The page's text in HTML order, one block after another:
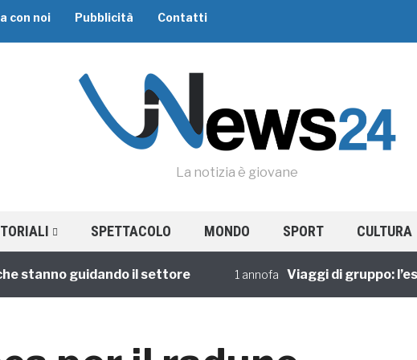
con noi Pubblicità Contatti
La notizia è giovane
SPETTACOLO MONDO SPORT CULTURA
guidando il settore 1 annofa Viaggi di gruppo: